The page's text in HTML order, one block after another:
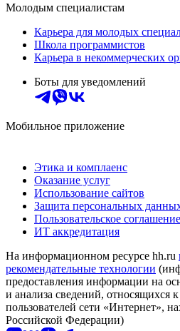
Молодым специалистам
Карьера для молодых
Школа программистов
Карьера в некоммерческих
Боты для уведомлений
Мобильное приложение
Этика и комплаенс
Оказание услуг
Использование сайтов
Защита персональных
Пользовательское соглашение
ИТ аккредитация
На информационном ресурсе hh.ru
рекомендательные технологии
предоставления информации на
и анализа сведений, относящихся
пользователей сети «Интернет»,
Российской Федерации)